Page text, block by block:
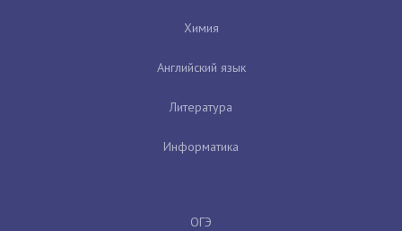
Химия
Английский язык
Литература
Информатика
ОГЭ